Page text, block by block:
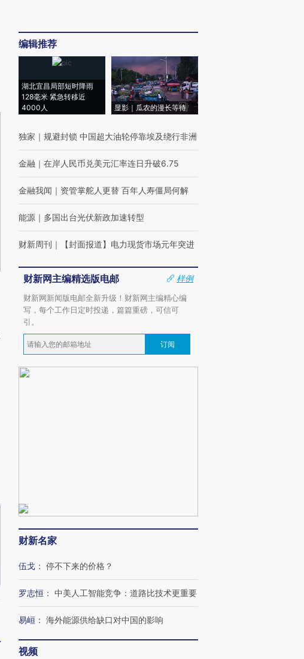
编辑推荐
湖北宜昌局部短时降雨
128毫米 紧急转移近
4000人
显影｜瓜农的漫长等待
独家 ｜ 规避封锁 中国超大油轮停靠埃及绕行非洲
金融 ｜ 在岸人民币兑美元汇率连日升破6.75
金融我闻 ｜ 资管掌舵人更替 百年人寿僵局何解
能源 ｜ 多国出台光伏新政加速转型
财新周刊 ｜ 【封面报道】电力现货市场元年突进
财新网主编精选版电邮
样例
财新网新闻版电邮全新升级！财新网主编精心编
写，每个工作日定时投递，篇篇重磅，可信可
引。
订阅
财新名家
伍戈 ： 停不下来的价格？
罗志恒 ： 中美人工智能竞争：道路比技术更重要
易峘 ： 海外能源供给缺口对中国的影响
视频